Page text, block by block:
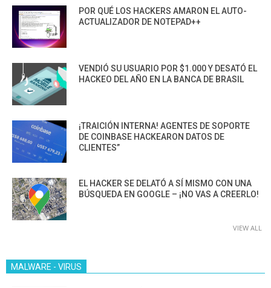
POR QUÉ LOS HACKERS AMARON EL AUTO-
ACTUALIZADOR DE NOTEPAD++
VENDIÓ SU USUARIO POR $1.000 Y DESATÓ EL
HACKEO DEL AÑO EN LA BANCA DE BRASIL
¡TRAICIÓN INTERNA! AGENTES DE SOPORTE
DE COINBASE HACKEARON DATOS DE
CLIENTES”
EL HACKER SE DELATÓ A SÍ MISMO CON UNA
BÚSQUEDA EN GOOGLE – ¡NO VAS A CREERLO!
VIEW ALL
MALWARE - VIRUS